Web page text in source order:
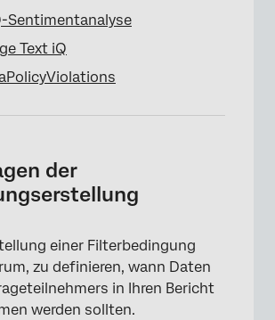
Sentimentanalyse
Text iQ
der
einer Filterbedingung
zu definieren, wann Daten
in Ihren Bericht
werden sollten.